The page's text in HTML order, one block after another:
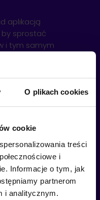
O plikach cookies
cookie
treści
i
Informacje o tym, jak
partnerom
i analitycznym.
aplikacją
by sprostać
i tym samym
dowód
o markach
je na ich stronach
zaufania
czy Amazon